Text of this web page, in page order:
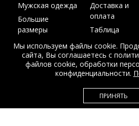
© Интернет магазин верхней
EDEM-ROOM 2011-
Мужская одежда
Большие
размеры
Акции
Доставка и
оплата
Таблица
Мы используем файлы cookie.
сайта, Вы соглашаетесь с
файлов cookie, обработки
конфиденциальности.
ПРИНЯТЬ